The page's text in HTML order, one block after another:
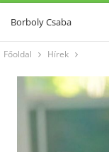
Borboly Csaba
Főoldal Hírek